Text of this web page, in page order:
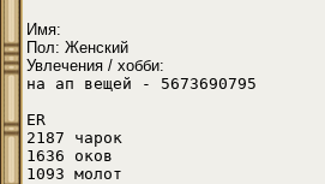
Имя: ­­­­
Пол: Женский
Увлечения / хобби:
на ап вещей - 5673690795
ER
2187 чарок
1636 оков
1093 молот